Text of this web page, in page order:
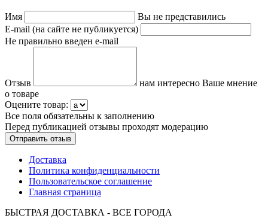
Имя
Вы не представились
E-mail (на сайте не публикуется)
Не правильно введен e-mail
Отзыв
нам интересно Ваше мнение
о товаре
Оцените товар:
Все поля обязательны к заполнению
Перед публикацией отзывы проходят модерацию
Доставка
Политика конфиденциальности
Пользовательское соглашение
Главная страница
БЫСТРАЯ ДОСТАВКА - ВСЕ ГОРОДА